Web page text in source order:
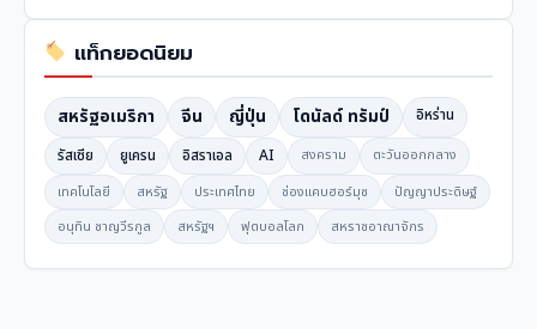
แท็กยอดนิยม
สหรัฐอเมริกา จีน ญี่ปุ่น โดนัลด์ ทรัมป์
อิหร่าน
รัสเซีย
ยูเครน อิสราเอล AI สงคราม
ตะวันออกกลาง
เทคโนโลยี
สหรัฐ ประเทศไทย ช่องแคบฮอร์มุซ
ปัญญาประดิษฐ์
อนุทิน ชาญวีรกูล
สหรัฐฯ ฟุตบอลโลก สหราชอาณาจักร